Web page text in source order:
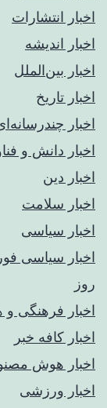
اخبار انتشارات
اخبار اندیشه
اخبار بین‌الملل
اخبار تاریخ
اخبار
اخبار دانش و
اخبار دین
اخبار سلامت
اخبار سیاسی
اخبار سیاسی
روز
اخبار فرهنگی و
اخبار کافه خبر
اخبار هوش
اخبار ورزشی